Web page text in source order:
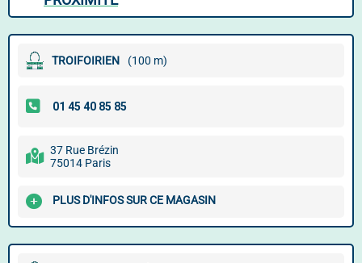
TROIFOIRIEN (100 m)
37 Rue Brézin
75014 Paris
PLUS D'INFOS SUR CE MAGASIN